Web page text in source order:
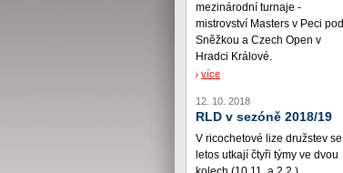
mezinárodní turnaje -
mistrovství Masters v Peci pod
Sněžkou a Czech Open v
Hradci Králové.
více
12. 10. 2018
RLD v sezóně 2018/19
V ricochetové lize družstev se
letos utkají čtyři týmy ve dvou